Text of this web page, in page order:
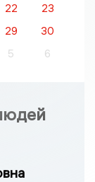
22
23
29
30
5 6